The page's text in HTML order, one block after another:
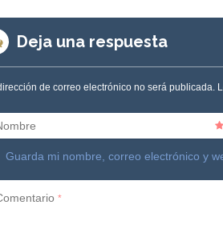
Deja una respuesta
de correo electrónico no será publicada.
Guarda mi nombre, correo electrónico y
*